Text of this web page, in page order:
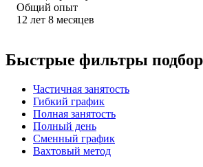
Общий опыт
12 лет 8 месяцев
Быстрые фильтры
Частичная занятость
Гибкий график
Полная занятость
Полный день
Сменный график
Вахтовый метод